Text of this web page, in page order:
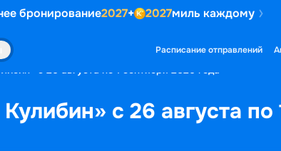
бронирование2027+ 2027миль каждому
Расписание отправлений
с 26 августа по 1 сентября 2026 года
с 26 августа по